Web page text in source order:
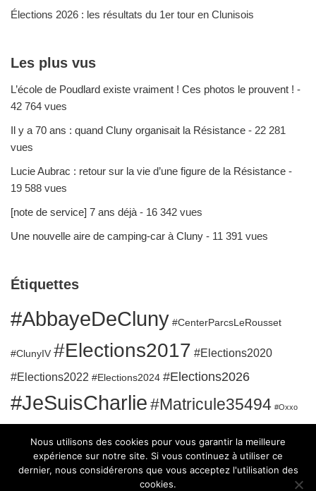
Élections 2026 : les résultats du 1er tour en Clunisois
Les plus vus
L’école de Poudlard existe vraiment ! Ces photos le prouvent ! -
42 764 vues
Il y a 70 ans : quand Cluny organisait la Résistance - 22 281
vues
Lucie Aubrac : retour sur la vie d’une figure de la Résistance -
19 588 vues
[note de service] 7 ans déjà - 16 342 vues
Une nouvelle aire de camping-car à Cluny - 11 391 vues
Étiquettes
#AbbayeDeCluny #CenterParcsLeRousset
#ClunyIV #Elections2017 #Elections2020
#Elections2022 #Elections2024 #Elections2026
#JeSuisCharlie#Matricule35494 #Oxxo
#Sport
Nous utilisons des cookies pour vous garantir la meilleure
expérience sur notre site. Si vous continuez à utiliser ce
dernier, nous considérerons que vous acceptez l'utilisation des
cookies.